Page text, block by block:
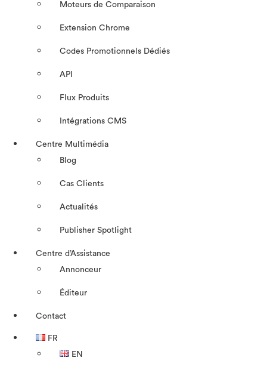
Moteurs de Comparaison
Extension Chrome
Codes Promotionnels Dédiés
API
Flux Produits
Intégrations CMS
Centre Multimédia
Blog
Cas Clients
Actualités
Publisher Spotlight
Centre d’Assistance
Annonceur
Éditeur
Contact
FR
EN